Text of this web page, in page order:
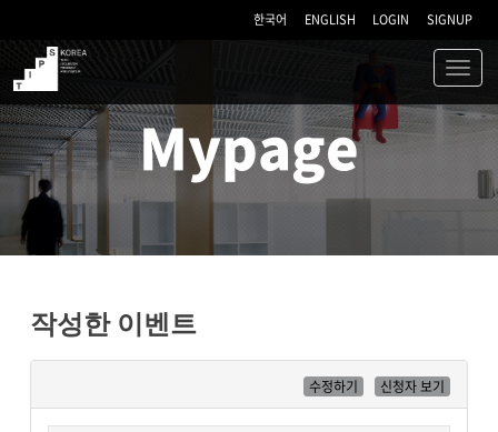
한국어 ENGLISH LOGIN SIGNUP
TIPS
Mypage
작성한 이벤트
수정하기 신청자 보기